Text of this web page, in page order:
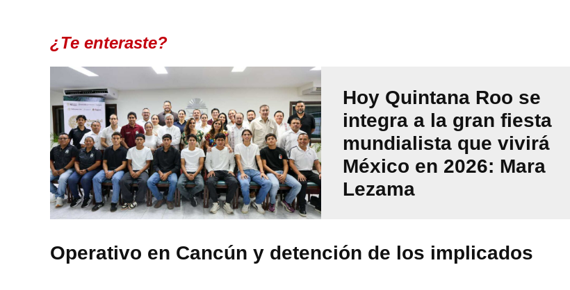
¿Te enteraste?
Hoy Quintana Roo se
integra a la gran fiesta
mundialista que vivirá
México en 2026: Mara
Lezama
Operativo en Cancún y detención de los implicados